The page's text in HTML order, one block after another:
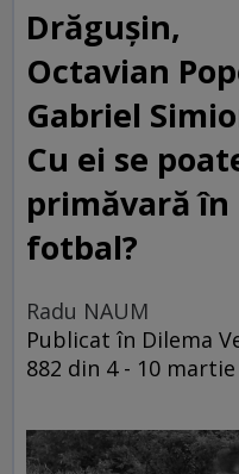
Drăgușin,
Octavian
Gabriel
Cu ei se
primăvară în
fotbal?
Radu NAUM
Publicat în Dilema
882 din 4 - 10 martie